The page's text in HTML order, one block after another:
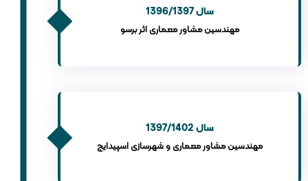
سال 1396/1397
مهندسین مشاور معماری اثر برسو
سال 1397/1402
مهندسین مشاور معماری و شهرسازی اسپیدایج